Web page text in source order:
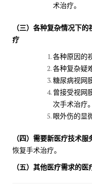
术治疗。
（三）各种复杂情况下
疗
各种原因的
各种复杂疑
糖尿病视网
曾接受视网
次手术治疗。
眼外伤的显
（四）需要新医疗技术服
恢复手术治疗。
（五）其他医疗需求的医